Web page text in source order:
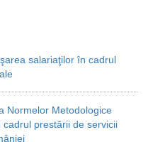
salariaţilor în cadrul
Normelor Metodologice
prestării de servicii